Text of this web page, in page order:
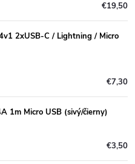
€19,50
2xUSB-C / Lightning / Micro
€7,30
1m Micro USB (sivý/čierny)
€3,50